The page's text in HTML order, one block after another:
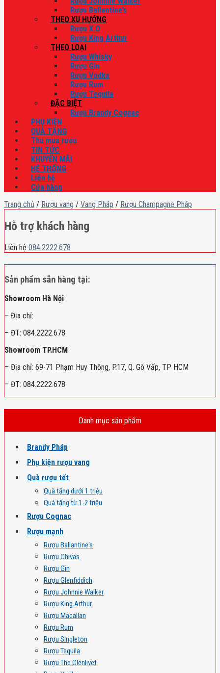
Rượu Ballantine’s
THEO XU HƯỚNG
Rượu X.O
Rượu King Arthur
THEO LOẠI
Rượu Whisky
Rượu Gin
Rượu Vodka
Rượu Rum
Rượu Tequila
ĐẶC BIỆT
Rượu Brandy Cognac
PHỤ KIỆN
QUÀ TẶNG
Thu mua rượu
TIN TỨC
KHUYẾN MÃI
HỆ THỐNG
Liên hệ
Cửa hàng
Trang chủ / Rượu vang / Vang Pháp / Rượu Champagne Pháp
Hỗ trợ khách hàng
Liên hệ 084.2222.678
Sản phẩm sẵn hàng tại:
Showroom Hà Nội
– Địa chỉ:
– ĐT: 084.2222.678
Showroom TP.HCM
– Địa chỉ: 69-71 Phạm Huy Thông, P.17, Q. Gò Vấp, TP HCM
– ĐT: 084.2222.678
Danh mục sản phẩm
Brandy Pháp
Phụ kiện rượu vang
Quà rượu tết
Quà tặng dưới 1 triệu
Quà tặng từ 1-2 triệu
Rượu Cognac
Rượu mạnh
Rượu Ballantine's
Rượu Chivas
Rượu Gin
Rượu Glenfiddich
Rượu Johnnie Walker
Rượu King Arthur
Rượu Macallan
Rượu Rum
Rượu Singleton
Rượu Tequila
Rượu The Glenlivet